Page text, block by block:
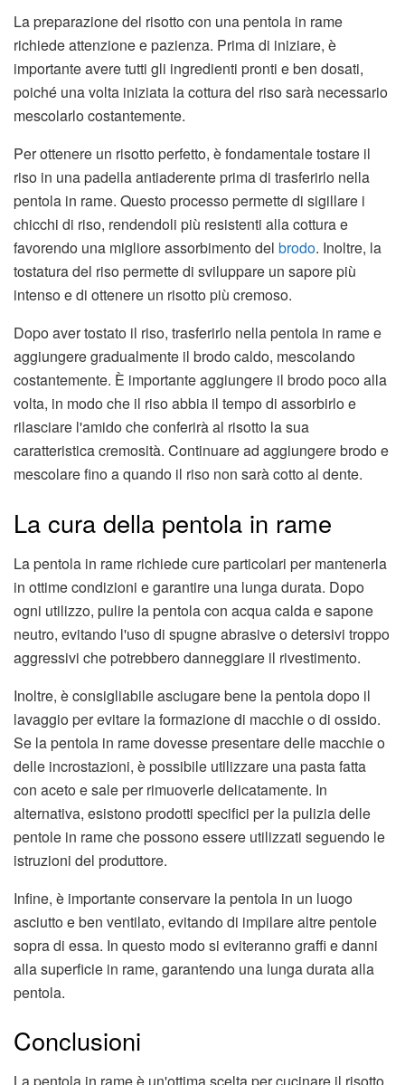
La preparazione del risotto con una pentola in rame
richiede attenzione e pazienza. Prima di iniziare, è
importante avere tutti gli ingredienti pronti e ben dosati,
poiché una volta iniziata la cottura del riso sarà necessario
mescolarlo costantemente.
Per ottenere un risotto perfetto, è fondamentale tostare il
riso in una padella antiaderente prima di trasferirlo nella
pentola in rame. Questo processo permette di sigillare i
chicchi di riso, rendendoli più resistenti alla cottura e
favorendo una migliore assorbimento del brodo. Inoltre, la
tostatura del riso permette di sviluppare un sapore più
intenso e di ottenere un risotto più cremoso.
Dopo aver tostato il riso, trasferirlo nella pentola in rame e
aggiungere gradualmente il brodo caldo, mescolando
costantemente. È importante aggiungere il brodo poco alla
volta, in modo che il riso abbia il tempo di assorbirlo e
rilasciare l'amido che conferirà al risotto la sua
caratteristica cremosità. Continuare ad aggiungere brodo e
mescolare fino a quando il riso non sarà cotto al dente.
La cura della pentola in rame
La pentola in rame richiede cure particolari per mantenerla
in ottime condizioni e garantire una lunga durata. Dopo
ogni utilizzo, pulire la pentola con acqua calda e sapone
neutro, evitando l'uso di spugne abrasive o detersivi troppo
aggressivi che potrebbero danneggiare il rivestimento.
Inoltre, è consigliabile asciugare bene la pentola dopo il
lavaggio per evitare la formazione di macchie o di ossido.
Se la pentola in rame dovesse presentare delle macchie o
delle incrostazioni, è possibile utilizzare una pasta fatta
con aceto e sale per rimuoverle delicatamente. In
alternativa, esistono prodotti specifici per la pulizia delle
pentole in rame che possono essere utilizzati seguendo le
istruzioni del produttore.
Infine, è importante conservare la pentola in un luogo
asciutto e ben ventilato, evitando di impilare altre pentole
sopra di essa. In questo modo si eviteranno graffi e danni
alla superficie in rame, garantendo una lunga durata alla
pentola.
Conclusioni